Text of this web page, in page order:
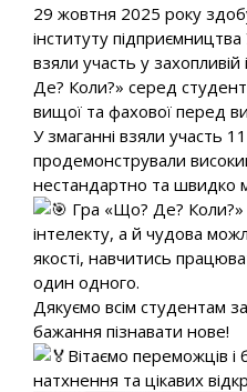
29 жовтня 2025 року
інституту
взяли участь у
Де? Коли?» серед
вищої та фахової перед
У змаганні взяли участь
продемонстрували
нестандартно та швидко
Гра «Що? Де?
інтелекту, а й чудова
якості, навчитись
один одного.
Дякуємо всім студентам
бажання пізнавати нове!
Вітаємо переможців
натхнення та цікавих